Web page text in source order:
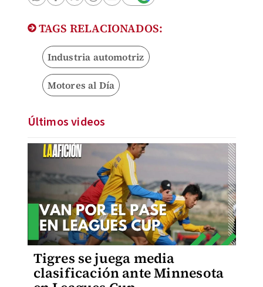
TAGS RELACIONADOS:
Industria automotriz
Motores al Día
Últimos videos
Tigres se juega media
clasificación ante Minnesota